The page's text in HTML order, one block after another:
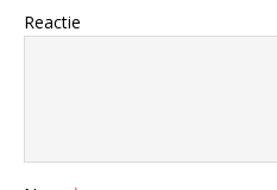
Reactie